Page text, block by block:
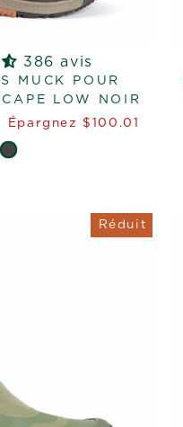
386 avis
MUCK POUR
LOW NOIR
Épargnez $100.01
Réduit